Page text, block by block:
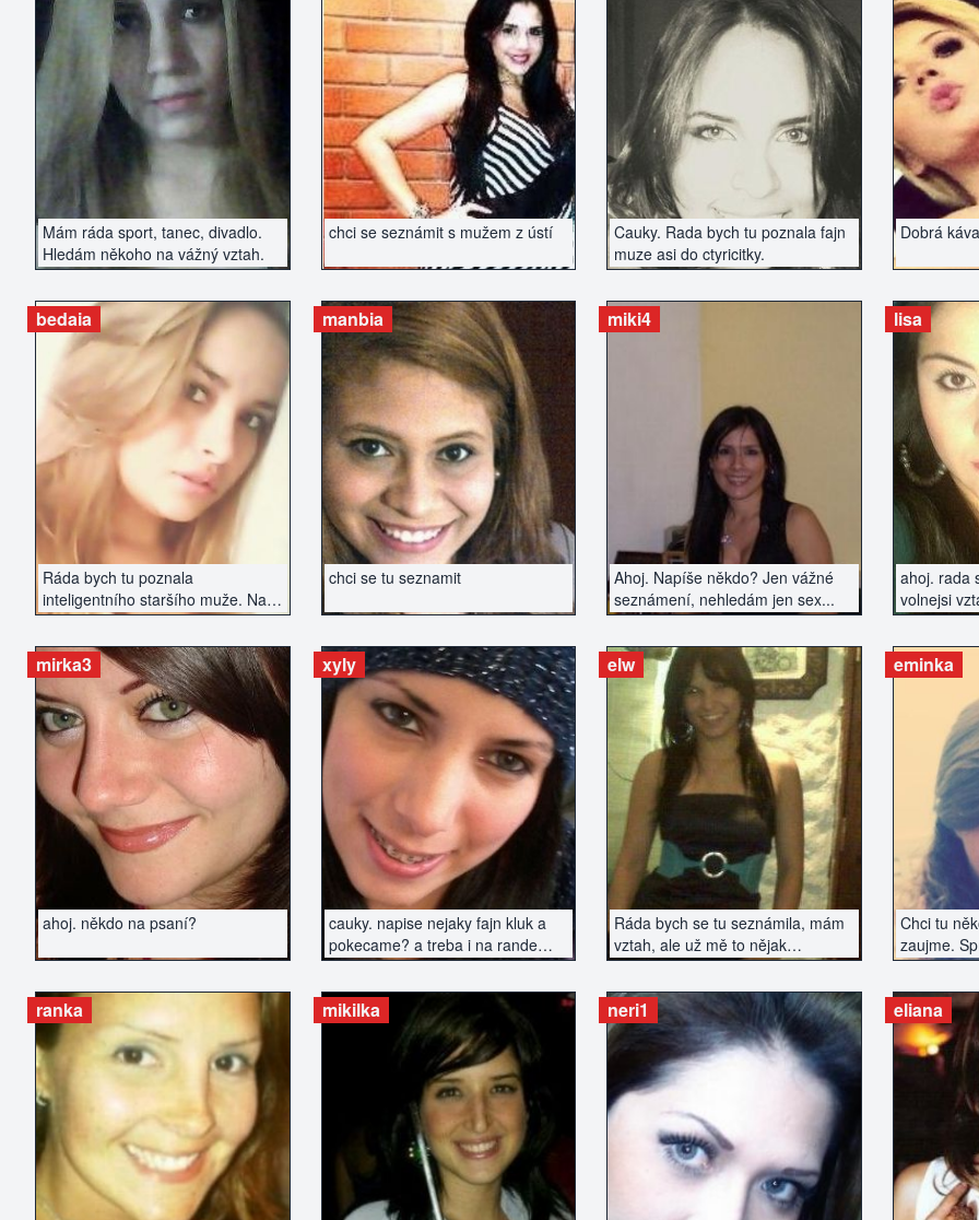
Mám ráda sport, tanec, divadlo.
Hledám někoho na vážný vztah.
ZOBRAZIT INZERÁT
chci se seznámit s mužem z ústí
ZOBRAZIT INZERÁT
Cauky. Rada bych tu poznala fajn
muze asi do ctyricitky.
ZOBRAZIT INZERÁT
Dobrá
Ráda bych tu poznala
inteligentního staršího muže. Na
vzhledu nezáleží, spíše na
sympatiích a chemii...
bedaia
ZOBRAZIT INZERÁT
chci se tu seznamit
manbia
ZOBRAZIT INZERÁT
Ahoj. Napíše někdo? Jen vážné
seznámení, nehledám jen sex...
miki4
ZOBRAZIT INZERÁT
ahoj. rada
volnejsi
lisa
ahoj. někdo na psaní?
mirka3
ZOBRAZIT INZERÁT
cauky. napise nejaky fajn kluk a
pokecame? a treba i na rande
zajdem...?
xyly
ZOBRAZIT INZERÁT
Ráda bych se tu seznámila, mám
vztah, ale už mě to nějak
nenaplňuje a chce to něco
nového...
elw
ZOBRAZIT INZERÁT
Chci tu
zaujme.
eminka
ranka
ZOBRAZIT INZERÁT
mikilka
ZOBRAZIT INZERÁT
neri1
ZOBRAZIT INZERÁT
eliana